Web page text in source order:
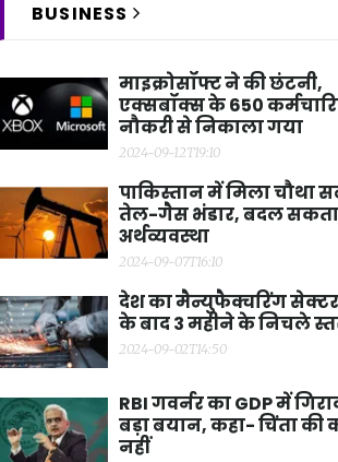
BUSINESS
माइक्रोसॉफ्ट ने की छंटनी,
एक्सबॉक्स के 650
नौकरी से निकाला गया
2024-09-12T19:10
पाकिस्तान में मिला चौथा
तेल-गैस भंडार, बदल सकता
अर्थव्यवस्था
2024-09-07T16:10
देश का मैन्युफैक्चरिंग सेक्टर
के बाद 3 महीने के निचले
2024-09-02T14:50
RBI गवर्नर का GDP में
बड़ा बयान, कहा- चिंता की
नहीं